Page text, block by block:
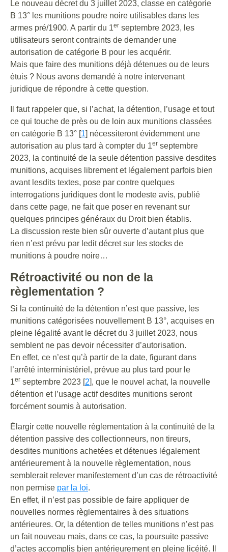
Le nouveau décret du 3 juillet 2023, classe en catégorie
B 13° les munitions poudre noire utilisables dans les
armes pré/1900. A partir du 1er septembre 2023, les
utilisateurs seront contraints de demander une
autorisation de catégorie B pour les acquérir.
Mais que faire des munitions déjà détenues ou de leurs
étuis ? Nous avons demandé à notre intervenant
juridique de répondre à cette question.
Il faut rappeler que, si l’achat, la détention, l’usage et tout
ce qui touche de près ou de loin aux munitions classées
en catégorie B 13° [1] nécessiteront évidemment une
autorisation au plus tard à compter du 1er septembre
2023, la continuité de la seule détention passive desdites
munitions, acquises librement et légalement parfois bien
avant lesdits textes, pose par contre quelques
interrogations juridiques dont le modeste avis, publié
dans cette page, ne fait que poser en revenant sur
quelques principes généraux du Droit bien établis.
La discussion reste bien sûr ouverte d’autant plus que
rien n’est prévu par ledit décret sur les stocks de
munitions à poudre noire…
Rétroactivité ou non de la
règlementation ?
Si la continuité de la détention n’est que passive, les
munitions catégorisées nouvellement B 13°, acquises en
pleine légalité avant le décret du 3 juillet 2023, nous
semblent ne pas devoir nécessiter d’autorisation.
En effet, ce n’est qu’à partir de la date, figurant dans
l’arrêté interministériel, prévue au plus tard pour le
1er septembre 2023 [2], que le nouvel achat, la nouvelle
détention et l’usage actif desdites munitions seront
forcément soumis à autorisation.
Élargir cette nouvelle règlementation à la continuité de la
détention passive des collectionneurs, non tireurs,
desdites munitions achetées et détenues légalement
antérieurement à la nouvelle règlementation, nous
semblerait relever manifestement d’un cas de rétroactivité
non permise par la loi.
En effet, il n’est pas possible de faire appliquer de
nouvelles normes règlementaires à des situations
antérieures. Or, la détention de telles munitions n’est pas
un fait nouveau mais, dans ce cas, la poursuite passive
d’actes accomplis bien antérieurement en pleine licéité. Il